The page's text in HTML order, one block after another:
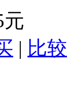
元
| 比较